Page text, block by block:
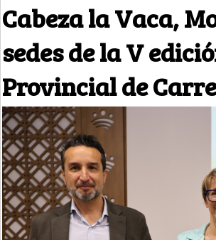
Cabeza la Vaca,
sedes de la V
Provincial de